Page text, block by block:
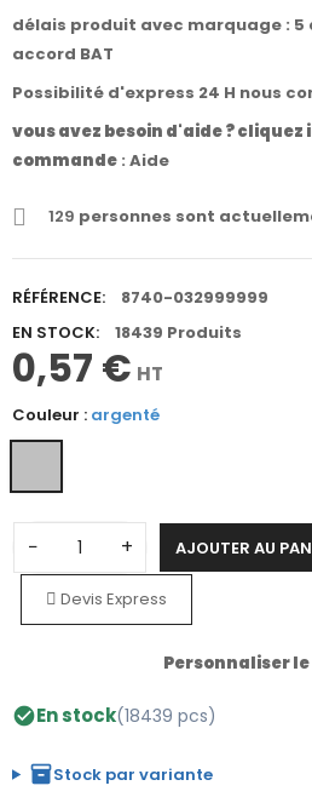
délais produit avec marquage : 5
accord BAT
Possibilité d'express 24 H nous
vous avez besoin d'aide ?
commande : Aide
129 personnes sont
RÉFÉRENCE:
8740-032999999
EN STOCK:
18439 Produits
0,57 € HT
Couleur : argenté
− + AJOUTER AU
Devis Express
Personnaliser
check_circleEn stock(18439 pcs)
inventory_2Stock par variante